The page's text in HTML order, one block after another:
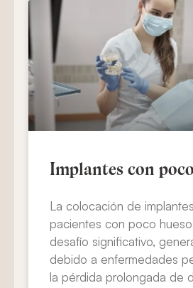
Implantes con
La colocación de
pacientes con poco
desafío significativo,
debido a enfermedades
la pérdida prolongada de